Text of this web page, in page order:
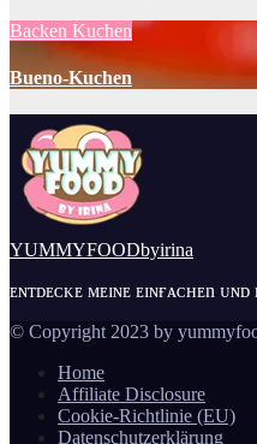
Backen Kuchen
Bueno-Kuchen
YUMMYFOODbyirina
ᴇɴᴛᴅᴇᴄᴋᴇ ᴍᴇɪɴᴇ ᴇɪɴғᴀᴄʜᴇn
© Copyright 2023 by
Home
Affiliate Disclosure
Cookie-Richtlinie (EU)
Datenschutzerklärung